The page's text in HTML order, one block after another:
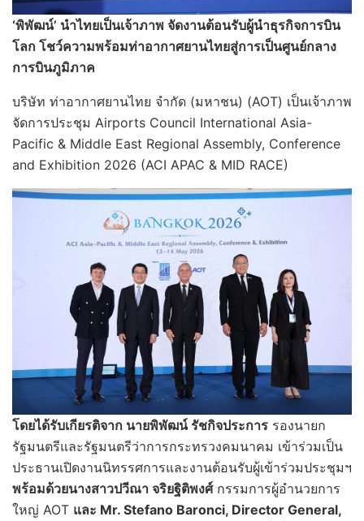
‘พิพัฒน์’ นำไทยเป็นเจ้าภาพ จัดงานต้อนรับผู้นำธุรกิจการบิน
โลก โชว์ความพร้อมท่าอากาศยานไทยสู่การเป็นศูนย์กลาง
การบินภูมิภาค
บริษัท ท่าอากาศยานไทย จำกัด (มหาชน) (AOT) เป็นเจ้าภาพ
จัดการประชุม Airports Council International Asia-
Pacific & Middle East Regional Assembly, Conference
and Exhibition 2026 (ACI APAC & MID RACE)
โดยได้รับเกียรติจาก นายพิพัฒน์ รัชกิจประการ รองนายก
รัฐมนตรีและรัฐมนตรีว่าการกระทรวงคมนาคม เข้าร่วมเป็น
ประธานเปิดงานนิทรรศการและงานต้อนรับผู้เข้าร่วมประชุมฯ
พร้อมด้วยนางสาวปวีณา จริยฐิติพงศ์กรรมการผู้อำนวยการ
ใหญ่ AOT และ Mr. Stefano Baronci, Director General,